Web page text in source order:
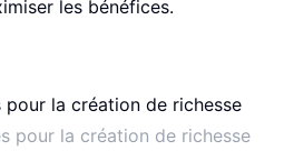
les bénéfices.
pour la création de richesse